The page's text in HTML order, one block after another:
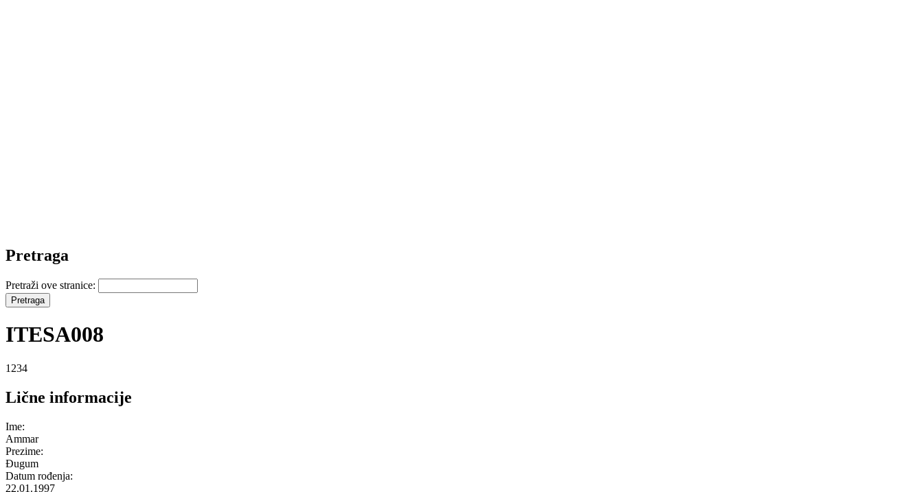
Pretraga
Pretraži ove stranice:
ITESA008
1234
Lične informacije
Ime:
Ammar
Prezime:
Đugum
Datum rođenja:
22.01.1997